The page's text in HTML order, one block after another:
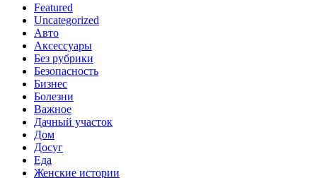
Featured
Uncategorized
Авто
Аксессуары
Без рубрики
Безопасность
Бизнес
Болезни
Важное
Дачный участок
Дом
Досуг
Еда
Женские истории